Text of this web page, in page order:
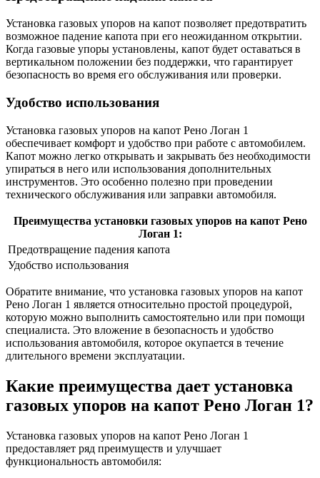
Установка газовых упоров на капот позволяет предотвратить
возможное падение капота при его неожиданном открытии.
Когда газовые упоры установлены, капот будет оставаться в
вертикальном положении без поддержки, что гарантирует
безопасность во время его обслуживания или проверки.
Удобство использования
Установка газовых упоров на капот Рено Логан 1
обеспечивает комфорт и удобство при работе с автомобилем.
Капот можно легко открывать и закрывать без необходимости
упираться в него или использования дополнительных
инструментов. Это особенно полезно при проведении
технического обслуживания или заправки автомобиля.
Преимущества установки газовых упоров на капот Рено
Логан 1:
Предотвращение падения капота
Удобство использования
Обратите внимание, что установка газовых упоров на капот
Рено Логан 1 является относительно простой процедурой,
которую можно выполнить самостоятельно или при помощи
специалиста. Это вложение в безопасность и удобство
использования автомобиля, которое окупается в течение
длительного времени эксплуатации.
Какие преимущества дает установка
газовых упоров на капот Рено Логан 1?
Установка газовых упоров на капот Рено Логан 1
предоставляет ряд преимуществ и улучшает
функциональность автомобиля: